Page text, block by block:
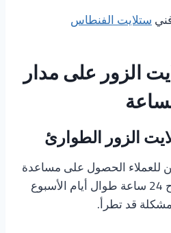
ستلايت الفنطاس
الزور على مدار
الزور الطوارئ
للعملاء الحصول على مساعدة
فورية. فريق الدعم متاح 24 ساعة طوال أيام الأسبوع
قد تطرأ.